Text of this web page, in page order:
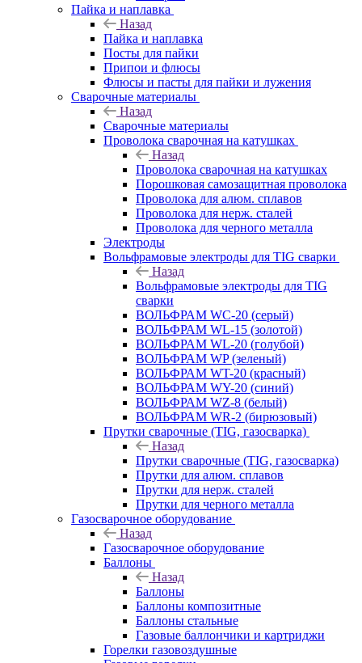
Пайка и наплавка
Назад
Пайка и наплавка
Посты для пайки
Припои и флюсы
Флюсы и пасты для пайки и лужения
Сварочные материалы
Назад
Сварочные материалы
Проволока сварочная на катушках
Назад
Проволока сварочная на катушках
Порошковая самозащитная проволока
Проволока для алюм. сплавов
Проволока для нерж. сталей
Проволока для черного металла
Электроды
Вольфрамовые электроды для TIG сварки
Назад
Вольфрамовые электроды для TIG
сварки
ВОЛЬФРАМ WC-20 (серый)
ВОЛЬФРАМ WL-15 (золотой)
ВОЛЬФРАМ WL-20 (голубой)
ВОЛЬФРАМ WP (зеленый)
ВОЛЬФРАМ WT-20 (красный)
ВОЛЬФРАМ WY-20 (синий)
ВОЛЬФРАМ WZ-8 (белый)
ВОЛЬФРАМ WR-2 (бирюзовый)
Прутки сварочные (TIG, газосварка)
Назад
Прутки сварочные (TIG, газосварка)
Прутки для алюм. сплавов
Прутки для нерж. сталей
Прутки для черного металла
Газосварочное оборудование
Назад
Газосварочное оборудование
Баллоны
Назад
Баллоны
Баллоны композитные
Баллоны стальные
Газовые баллончики и картриджи
Горелки газовоздушные